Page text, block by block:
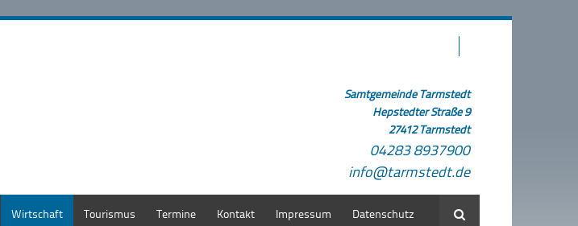
Samtgemeinde Tarmstedt
Hepstedter Straße 9
27412 Tarmstedt
04283 8937900
info@tarmstedt.de
Wirtschaft Tourismus Termine Kontakt Impressum Datenschutz Suche